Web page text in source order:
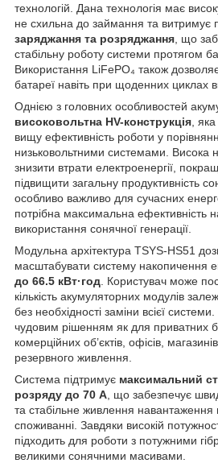
технологій. Дана технологія має
не схильна до займання та витримує
заряджання та розряджання , що
стабільну роботу системи протягом
Використання LiFePO₄ також
батареї навіть при щоденних циклах
Однією з головних особливостей
високовольтна HV-конструкція ,
вищу ефективність роботи у
низьковольтними системами. Висока
знизити втрати електроенергії,
підвищити загальну продуктивність
особливо важливо для сучасних
потрібна максимальна ефективність
використання сонячної генерації.
Модульна архітектура TSYS-HS51
масштабувати систему накопичення
до 66.5 кВт·год . Користувач може
кількість акумуляторних модулів
без необхідності заміни всієї
чудовим рішенням як для приватних
комерційних об’єктів, офісів,
резервного живлення.
Система підтримує максимальний
розряду до 70 А , що забезпечує
та стабільне живлення навантаження
споживанні. Завдяки високій
підходить для роботи з потужними
великими сонячними масивами.